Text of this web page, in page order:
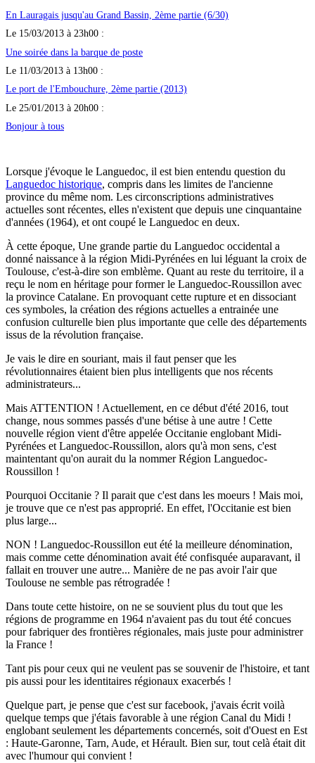
En Lauragais jusqu'au Grand Bassin, 2ème partie (6/30)
Le 15/03/2013 à 23h00 :
Une soirée dans la barque de poste
Le 11/03/2013 à 13h00 :
Le port de l'Embouchure, 2ème partie (2013)
Le 25/01/2013 à 20h00 :
Bonjour à tous
Lorsque j'évoque le Languedoc, il est bien entendu question du
Languedoc historique, compris dans les limites de l'ancienne
province du même nom. Les circonscriptions administratives
actuelles sont récentes, elles n'existent que depuis une cinquantaine
d'années (1964), et ont coupé le Languedoc en deux.
À cette époque, Une grande partie du Languedoc occidental a
donné naissance à la région Midi-Pyrénées en lui léguant la croix de
Toulouse, c'est-à-dire son emblème. Quant au reste du territoire, il a
reçu le nom en héritage pour former le Languedoc-Roussillon avec
la province Catalane. En provoquant cette rupture et en dissociant
ces symboles, la création des régions actuelles a entrainée une
confusion culturelle bien plus importante que celle des départements
issus de la révolution française.
Je vais le dire en souriant, mais il faut penser que les
révolutionnaires étaient bien plus intelligents que nos récents
administrateurs...
Mais ATTENTION ! Actuellement, en ce début d'été 2016, tout
change, nous sommes passés d'une bétise à une autre ! Cette
nouvelle région vient d'être appelée Occitanie englobant Midi-
Pyrénées et Languedoc-Roussillon, alors qu'à mon sens, c'est
maintentant qu'on aurait du la nommer Région Languedoc-
Roussillon !
Pourquoi Occitanie ? Il parait que c'est dans les moeurs ! Mais moi,
je trouve que ce n'est pas approprié. En effet, l'Occitanie est bien
plus large...
NON ! Languedoc-Roussillon eut été la meilleure dénomination,
mais comme cette dénomination avait été confisquée auparavant, il
fallait en trouver une autre... Manière de ne pas avoir l'air que
Toulouse ne semble pas rétrogradée !
Dans toute cette histoire, on ne se souvient plus du tout que les
régions de programme en 1964 n'avaient pas du tout été concues
pour fabriquer des frontières régionales, mais juste pour administrer
la France !
Tant pis pour ceux qui ne veulent pas se souvenir de l'histoire, et tant
pis aussi pour les identitaires régionaux exacerbés !
Quelque part, je pense que c'est sur facebook, j'avais écrit voilà
quelque temps que j'étais favorable à une région Canal du Midi !
englobant seulement les départements concernés, soit d'Ouest en Est
: Haute-Garonne, Tarn, Aude, et Hérault. Bien sur, tout celà était dit
avec l'humour qui convient !